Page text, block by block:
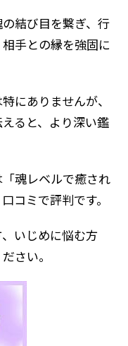
結び目を繋ぎ、行
手との縁を強固に
にありませんが、
ると、より深い鑑
魂レベルで癒され
コミで評判です。
いじめに悩む方
さい。